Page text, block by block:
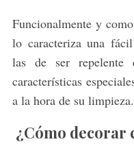
Funcionalmente y
lo caracteriza una
las de ser
características
a la hora de su limpieza.
¿Cómo decorar